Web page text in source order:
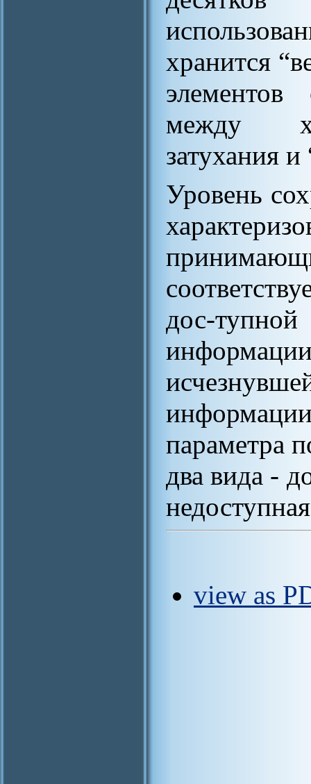
хранится
элементов
между
затухания
Уровень
дос-
параметра
два вида -
view as